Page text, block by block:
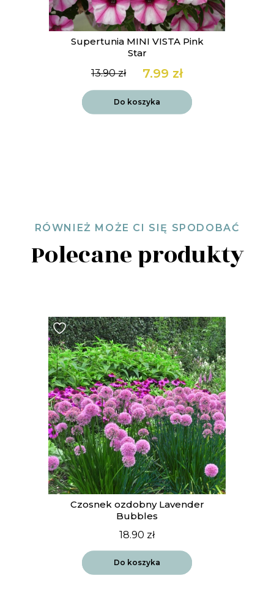
Supertunia MINI VISTA Pink
Star
13.90zł
Pierwotna
cena
wynosiła:
13.90 zł.
7.99 zł
Aktualna
cena
wynosi:
7.99 zł.
Do koszyka
RÓWNIEŻ MOŻE CI SIĘ SPODOBAĆ
Polecane produkty
Czosnek ozdobny Lavender
Bubbles
18.90 zł
Do koszyka